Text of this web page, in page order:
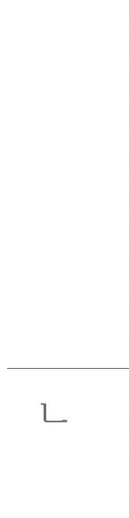
ㄴ